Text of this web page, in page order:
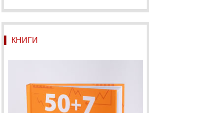
КНИГИ